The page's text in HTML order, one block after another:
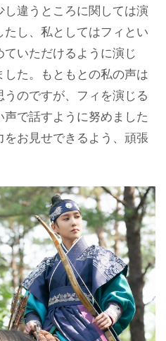
違うところに関しては演
し、私としてはフィとい
いただけるように演じ
た。もともとの私の声は
のですが、フィを演じる
で話すように努めました
お見せできるよう、頑張